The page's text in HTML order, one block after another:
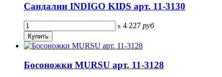
Сандалии INDIGO KIDS арт. 11-3130
x 4 227 руб
Босоножки MURSU арт. 11-3128